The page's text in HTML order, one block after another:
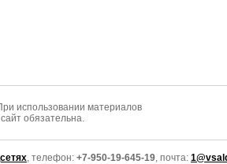
использовании материалов
обязательна.
, телефон: +7-950-19-645-19, почта: